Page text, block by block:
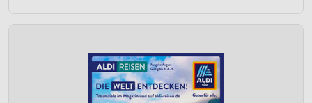
Verwendung von Profilen zur Auswahl
personalisierter Werbung